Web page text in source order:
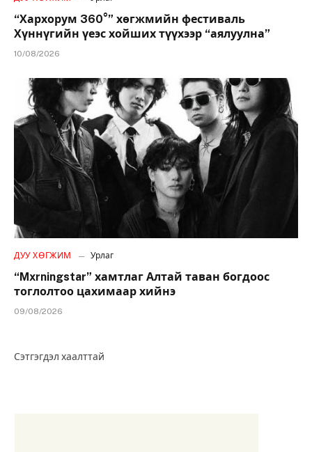
“Хархорум 360°” хөгжмийн фестиваль
Хүннүгийн үеэс хойших түүхээр “аялуулна”
10/08/2026
ДУУ ХӨГЖИМ Урлаг
“Mxrningstar” хамтлаг Алтай таван богдоос
тоглолтоо цахимаар хийнэ
09/08/2026
Сэтгэгдэл хаалттай